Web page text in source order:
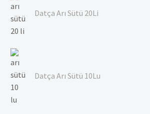
Datça Arı Sütü 20Li
Datça Arı Sütü 10Lu